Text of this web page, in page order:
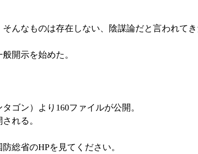
んなものは存在しない、陰謀論だと言われて
開示を始めた。
ゴン）より160ファイルが公開。
れる。
総省のHPを見てください。